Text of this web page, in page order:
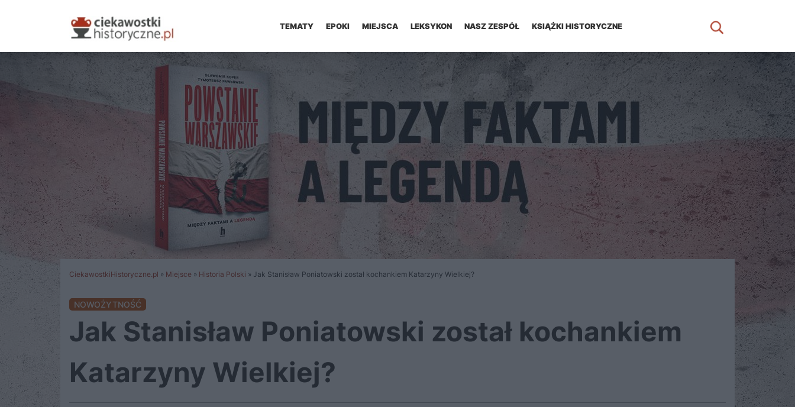
TEMATY EPOKI MIEJSCA LEKSYKON NASZ ZESPÓŁ KSIĄŻKI HISTORYCZNE
CiekawostkiHistoryczne.pl » Miejsce » Historia Polski » Jak Stanisław Poniatowski został kochankiem Katarzyny Wielkiej?
NOWOŻYTNOŚĆ
Jak Stanisław Poniatowski został kochankiem
Katarzyny Wielkiej?